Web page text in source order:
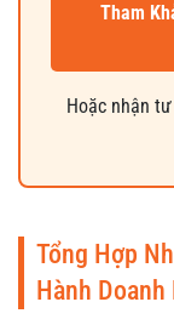
Tham
Hoặc nhận
Tổng Hợp
Hành